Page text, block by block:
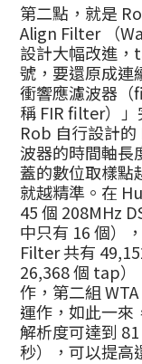
第二點，就是
Align Filter （
設計大幅改進
號，要還原成連
衝響應濾波器
稱 FIR filter）」
Rob 自行設計
波器的時間軸長
蓋的數位取樣點
就越精準。在
45 個 208MHz
中只有 16 個）
Filter 共有
26,368 個 tap）
作，第二組
運作，如此一來
解析度可達到
秒），可以提高